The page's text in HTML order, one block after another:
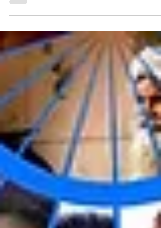
impactada com a Lei Geral de Proteção de
Dados (LGPD)?